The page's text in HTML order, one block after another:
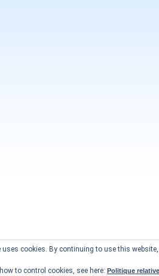
uses cookies. By continuing to use this website,
to control cookies, see here: Politique relative